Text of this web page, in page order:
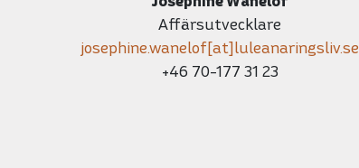
Affärsutvecklare
josephine.wanelof[at]luleanaringsliv.se
+46 70-177 31 23